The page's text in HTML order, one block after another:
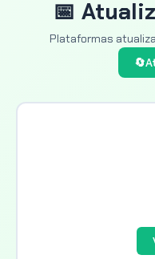
📅
Plataformas
🔄